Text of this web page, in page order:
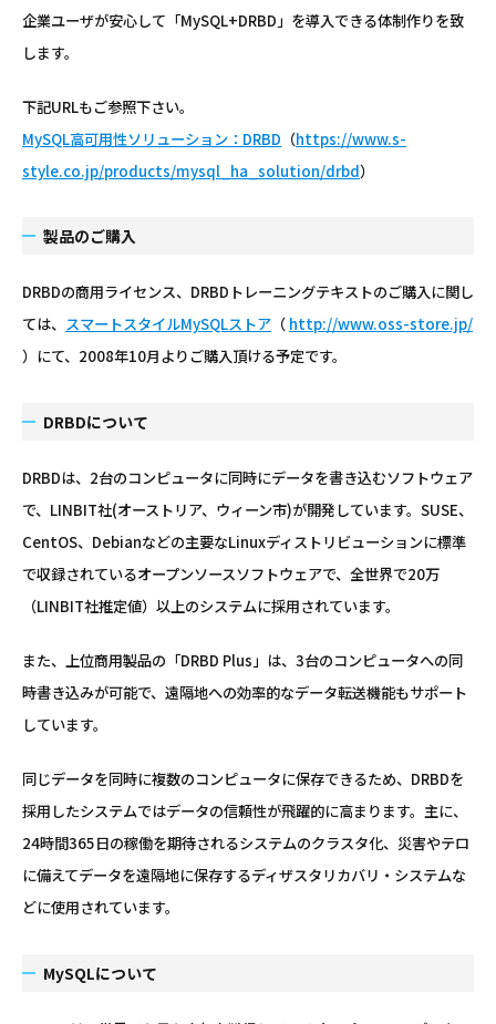
企業ユーザが安心して「MySQL+DRBD」を導入できる体制作りを致
します。
下記URLもご参照下さい。
MySQL高可用性ソリューション：DRBD （https://www.s-
style.co.jp/products/mysql_ha_solution/drbd）
製品のご購入
DRBDの商用ライセンス、DRBDトレーニングテキストのご購入に関し
ては、 スマートスタイルMySQLストア （ http://www.oss-store.jp/
）にて、2008年10月よりご購入頂ける予定です。
DRBDについて
DRBDは、2台のコンピュータに同時にデータを書き込むソフトウェア
で、LINBIT社(オーストリア、ウィーン市)が開発しています。SUSE、
CentOS、Debianなどの主要なLinuxディストリビューションに標準
で収録されているオープンソースソフトウェアで、全世界で20万
（LINBIT社推定値）以上のシステムに採用されています。
また、上位商用製品の「DRBD Plus」は、3台のコンピュータへの同
時書き込みが可能で、遠隔地への効率的なデータ転送機能もサポート
しています。
同じデータを同時に複数のコンピュータに保存できるため、DRBDを
採用したシステムではデータの信頼性が飛躍的に高まります。主に、
24時間365日の稼働を期待されるシステムのクラスタ化、災害やテロ
に備えてデータを遠隔地に保存するディザスタリカバリ・システムな
どに使用されています。
MySQLについて